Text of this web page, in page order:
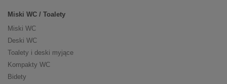
Miski WC / Toalety
Miski WC
Deski WC
Toalety i deski myjące
Kompakty WC
Bidety